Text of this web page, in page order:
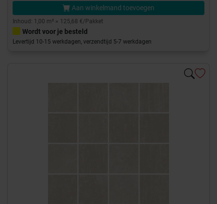
Aan winkelmand toevoegen
Inhoud: 1,00 m² = 125,68 €/Pakket
Wordt voor je besteld
Levertijd 10-15 werkdagen, verzendtijd 5-7 werkdagen